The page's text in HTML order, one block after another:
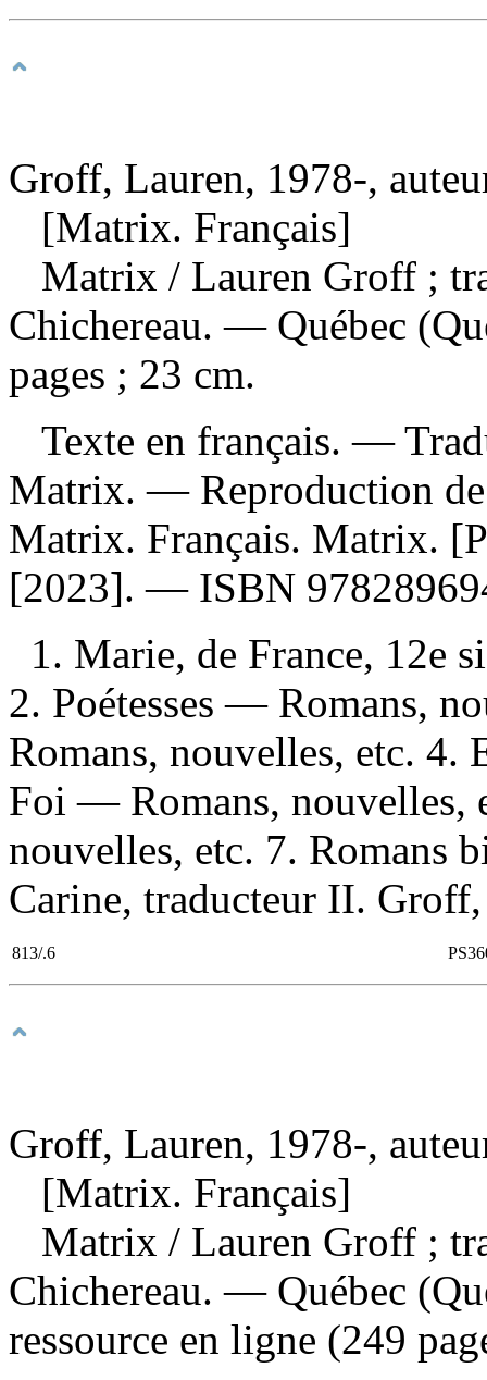
Groff, Lauren, 1978-,
[Matrix. Français]
Matrix / Lauren Groff ;
Chichereau. — Québec
pages ; 23 cm.
Texte en français. —
Matrix. — Reproduction
Matrix. Français. Matrix.
[2023]. — ISBN
1. Marie, de France, 12e
2. Poétesses — Romans,
Romans, nouvelles, etc.
Foi — Romans, nouvelles,
nouvelles, etc. 7. Romans
Carine, traducteur II.
813/.6
Groff, Lauren, 1978-,
[Matrix. Français]
Matrix / Lauren Groff ;
Chichereau. — Québec
ressource en ligne (249